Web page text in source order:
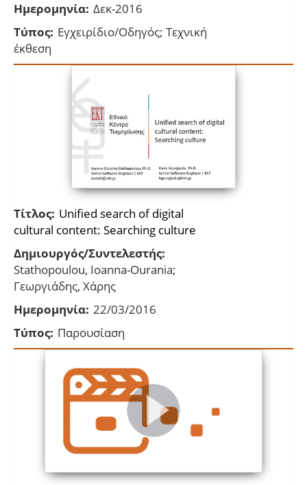
Ημερομηνία: Δεκ-2016
Τύπος: Εγχειρίδιο/Οδηγός; Τεχνική
έκθεση
Τίτλος: Unified search of digital
cultural content: Searching culture
Δημιουργός/Συντελεστής:
Stathopoulou, Ioanna-Ourania;
Γεωργιάδης, Χάρης
Ημερομηνία: 22/03/2016
Τύπος: Παρουσίαση